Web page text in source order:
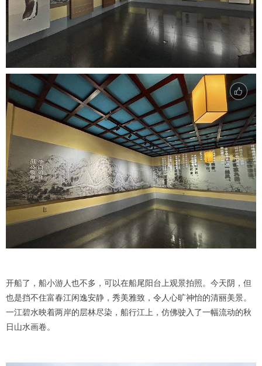
开船了，船小游人也不多，可以在船尾阳台上观景拍照。今天阴，但
也是挡不住富春江闲逸安静，秀美雅致，令人心旷神怡的清丽美景。
一江碧水映着两岸的层林尽染，船行江上，仿佛驶入了一幅流动的秋
日山水画卷。